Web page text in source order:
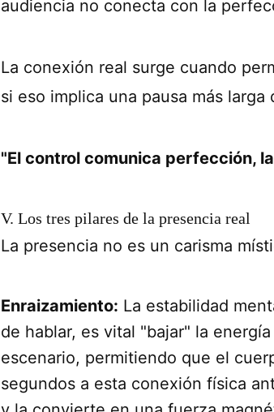
audiencia no conecta con la
La conexión real surge cuando
si eso implica una pausa más
"El control comunica perfección,
V. Los tres pilares de la presencia real
La presencia no es un carisma
Enraizamiento: La estabilidad
de hablar, es vital "bajar" la
escenario, permitiendo que el
segundos a esta conexión física